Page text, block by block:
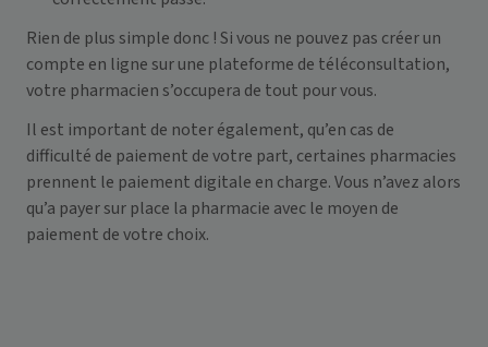
Rien de plus simple donc ! Si vous ne pouvez pas créer un
compte en ligne sur une plateforme de téléconsultation,
votre pharmacien s’occupera de tout pour vous.
Il est important de noter également, qu’en cas de
difficulté de paiement de votre part, certaines pharmacies
prennent le paiement digitale en charge. Vous n’avez alors
qu’a payer sur place la pharmacie avec le moyen de
paiement de votre choix.